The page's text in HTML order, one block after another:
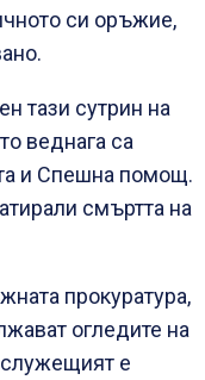
си оръжие,
тази сутрин на
веднага са
и Спешна помощ.
смъртта на
прокуратура,
огледите на
е